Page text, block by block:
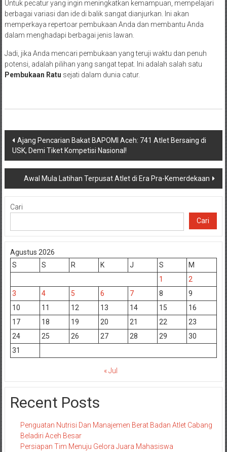
Untuk pecatur yang ingin meningkatkan kemampuan, mempelajari
berbagai variasi dan ide di balik sangat dianjurkan. Ini akan
memperkaya repertoar pembukaan Anda dan membantu Anda
dalam menghadapi berbagai jenis lawan.
Jadi, jika Anda mencari pembukaan yang teruji waktu dan penuh
potensi, adalah pilihan yang sangat tepat. Ini adalah salah satu
Pembukaan Ratu sejati dalam dunia catur.
Navigasi
pos
Ajang Pencarian Bakat BAPOMI Aceh: 741 Atlet Bersaing di
USK, Demi Tiket Kompetisi Nasional!
Awal Mula Latihan Terpusat Atlet di Era Pra-Kemerdekaan
Cari
Cari
Agustus 2026
S
S R K J S
M
1
2
3
4 5 6 7 8
9
10
11 12 13 14 15
16
17
18 19 20 21 22
23
24
25 26 27 28 29
30
31
« Jul
Recent Posts
Penguatan Nutrisi Dan Manajemen Berat Badan Atlet Cabang
Beladiri Aceh Besar
Persiapan Tim Menuju Gelora Juara Mahasiswa